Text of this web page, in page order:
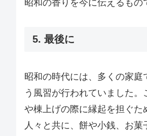
昭和の香りを今に伝えるもの
5. 最後に
昭和の時代には、多くの家庭
う風習が行われていました。
や棟上げの際に縁起を担ぐた
人々と共に、餅や小銭、お菓